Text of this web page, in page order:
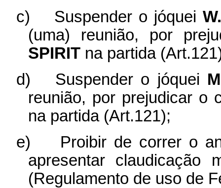
c)
Suspender o jóquei
(uma) reunião, por
SPIRITna partida
d)
Suspender o jóquei
reunião, por prejudicar o
na partida (Art.121);
e)
Proibir de correr o
apresentar claudicação
(Regulamento de uso de